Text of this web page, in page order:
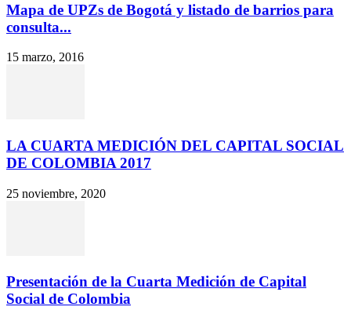
Mapa de UPZs de Bogotá y listado de barrios para
consulta...
15 marzo, 2016
LA CUARTA MEDICIÓN DEL CAPITAL SOCIAL
DE COLOMBIA 2017
25 noviembre, 2020
Presentación de la Cuarta Medición de Capital
Social de Colombia